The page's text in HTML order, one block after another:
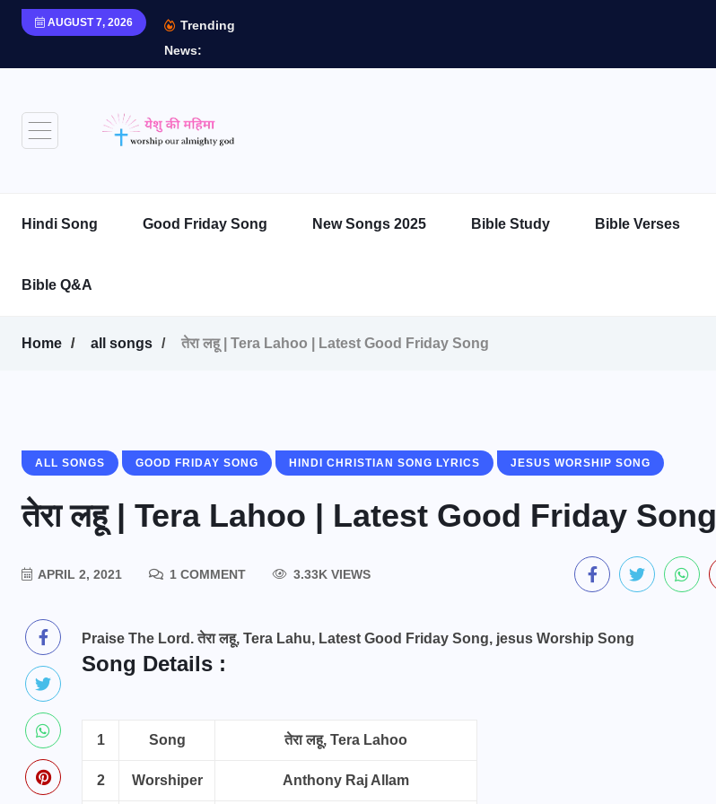
AUGUST 7, 2026
Trending
News:
Hindi Song Good Friday Song New Songs 2025 Bible Study Bible Verses
Bible Q&A
Home all songs तेरा लहू | Tera Lahoo | Latest Good Friday Song
ALL SONGS GOOD FRIDAY SONG HINDI CHRISTIAN SONG LYRICS JESUS WORSHIP SONG
तेरा लहू | Tera Lahoo | Latest Good Friday Song
APRIL 2, 2021 1 COMMENT 3.33K VIEWS
Praise The Lord. तेरा लहू, Tera Lahu, Latest Good Friday Song, jesus Worship Song
Song Details :
1 Song तेरा लहू, Tera Lahoo
2 Worshiper Anthony Raj Allam